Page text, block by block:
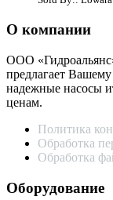
О компании
ООО
предлагает
надежные насосы
ценам.
Политика
Обработка
Обработка
Оборудование